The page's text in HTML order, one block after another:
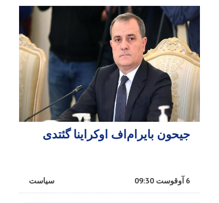
جیحون بایرام‌اف اوکراینا گئتدی
سیاست 6 آوقوست 09:30